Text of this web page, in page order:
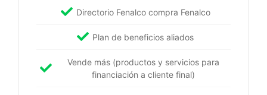
Directorio Fenalco compra Fenalco
Plan de beneficios aliados
Vende más (productos y servicios para
financiación a cliente final)